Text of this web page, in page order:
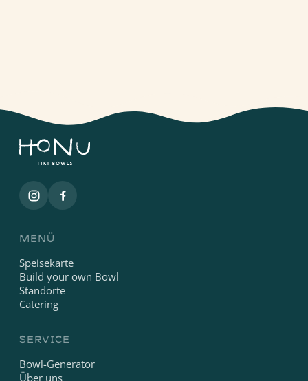
MENÜ
Speisekarte
Build your own Bowl
Standorte
Catering
SERVICE
Bowl-Generator
Über uns